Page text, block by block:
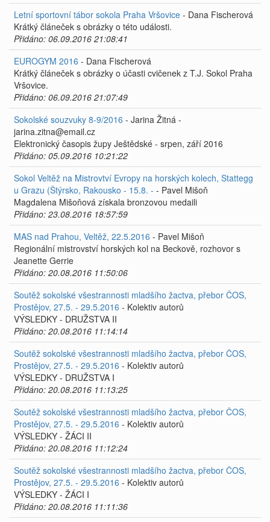
Letní sportovní tábor sokola Praha Vršovice - Dana Fischerová
Krátký článeček s obrázky o této události.
Přidáno: 06.09.2016 21:08:41
EUROGYM 2016 - Dana Fischerová
Krátký článeček s obrázky o účasti cvičenek z T.J. Sokol Praha
Vršovice.
Přidáno: 06.09.2016 21:07:49
Sokolské souzvuky 8-9/2016 - Jarina Žitná -
jarina.zitna@email.cz
Elektronický časopis župy Ještědské - srpen, září 2016
Přidáno: 05.09.2016 10:21:22
Sokol Veltěž na Mistrovtví Evropy na horských kolech, Stattegg
u Grazu (Štýrsko, Rakousko - 15.8. - - Pavel Mišoň
Magdalena Mišoňová získala bronzovou medaili
Přidáno: 23.08.2016 18:57:59
MAS nad Prahou, Veltěž, 22.5.2016 - Pavel Mišoň
Regionální mistrovství horských kol na Beckově, rozhovor s
Jeanette Gerrie
Přidáno: 20.08.2016 11:50:06
Soutěž sokolské všestrannosti mladšího žactva, přebor ČOS,
Prostějov, 27.5. - 29.5.2016 - Kolektiv autorů
VÝSLEDKY - DRUŽSTVA II
Přidáno: 20.08.2016 11:14:14
Soutěž sokolské všestrannosti mladšího žactva, přebor ČOS,
Prostějov, 27.5. - 29.5.2016 - Kolektiv autorů
VÝSLEDKY - DRUŽSTVA I
Přidáno: 20.08.2016 11:13:25
Soutěž sokolské všestrannosti mladšího žactva, přebor ČOS,
Prostějov, 27.5. - 29.5.2016 - Kolektiv autorů
VÝSLEDKY - ŽÁCI II
Přidáno: 20.08.2016 11:12:24
Soutěž sokolské všestrannosti mladšího žactva, přebor ČOS,
Prostějov, 27.5. - 29.5.2016 - Kolektiv autorů
VÝSLEDKY - ŽÁCI I
Přidáno: 20.08.2016 11:11:36